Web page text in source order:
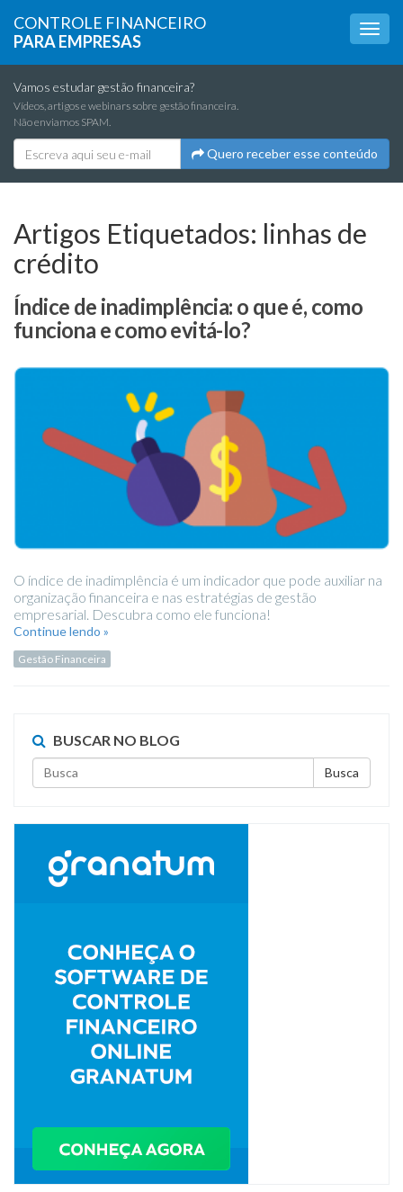
CONTROLE FINANCEIRO
PARA EMPRESAS
Vamos estudar gestão financeira?
Vídeos, artigos e webinars sobre gestão financeira.
Não enviamos SPAM.
Quero receber esse conteúdo
Artigos Etiquetados: linhas de
crédito
Índice de inadimplência: o que é, como
funciona e como evitá-lo?
O índice de inadimplência é um indicador que pode auxiliar na
organização financeira e nas estratégias de gestão
empresarial. Descubra como ele funciona!
Continue lendo »
Gestão Financeira
BUSCAR NO BLOG
Busca